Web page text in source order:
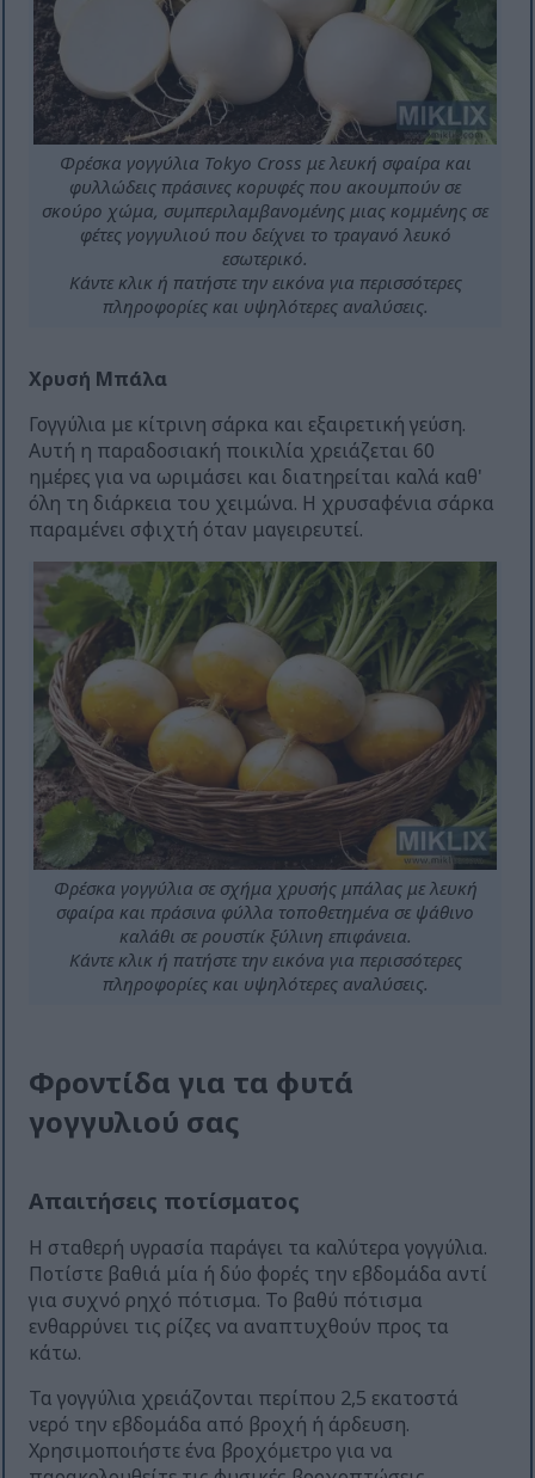
Φρέσκα γογγύλια Tokyo Cross με λευκή σφαίρα και
φυλλώδεις πράσινες κορυφές που ακουμπούν σε
σκούρο χώμα, συμπεριλαμβανομένης μιας κομμένης σε
φέτες γογγυλιού που δείχνει το τραγανό λευκό
εσωτερικό.
Κάντε κλικ ή πατήστε την εικόνα για περισσότερες
πληροφορίες και υψηλότερες αναλύσεις.
Χρυσή Μπάλα
Γογγύλια με κίτρινη σάρκα και εξαιρετική γεύση.
Αυτή η παραδοσιακή ποικιλία χρειάζεται 60
ημέρες για να ωριμάσει και διατηρείται καλά καθ'
όλη τη διάρκεια του χειμώνα. Η χρυσαφένια σάρκα
παραμένει σφιχτή όταν μαγειρευτεί.
Φρέσκα γογγύλια σε σχήμα χρυσής μπάλας με λευκή
σφαίρα και πράσινα φύλλα τοποθετημένα σε ψάθινο
καλάθι σε ρουστίκ ξύλινη επιφάνεια.
Κάντε κλικ ή πατήστε την εικόνα για περισσότερες
πληροφορίες και υψηλότερες αναλύσεις.
Φροντίδα για τα φυτά
γογγυλιού σας
Απαιτήσεις ποτίσματος
Η σταθερή υγρασία παράγει τα καλύτερα γογγύλια.
Ποτίστε βαθιά μία ή δύο φορές την εβδομάδα αντί
για συχνό ρηχό πότισμα. Το βαθύ πότισμα
ενθαρρύνει τις ρίζες να αναπτυχθούν προς τα
κάτω.
Τα γογγύλια χρειάζονται περίπου 2,5 εκατοστά
νερό την εβδομάδα από βροχή ή άρδευση.
Χρησιμοποιήστε ένα βροχόμετρο για να